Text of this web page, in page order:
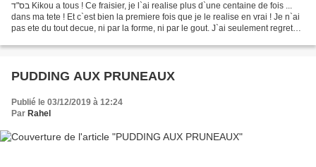
בס"ד Kikou a tous ! Ce fraisier, je l`ai realise plus d`une centaine de fois ...
dans ma tete ! Et c`est bien la premiere fois que je le realise en vrai ! Je n`ai
pas ete du tout decue, ni par la forme, ni par le gout. J`ai seulement regretee
PUDDING AUX PRUNEAUX
Publié le 03/12/2019 à 12:24
Par Rahel